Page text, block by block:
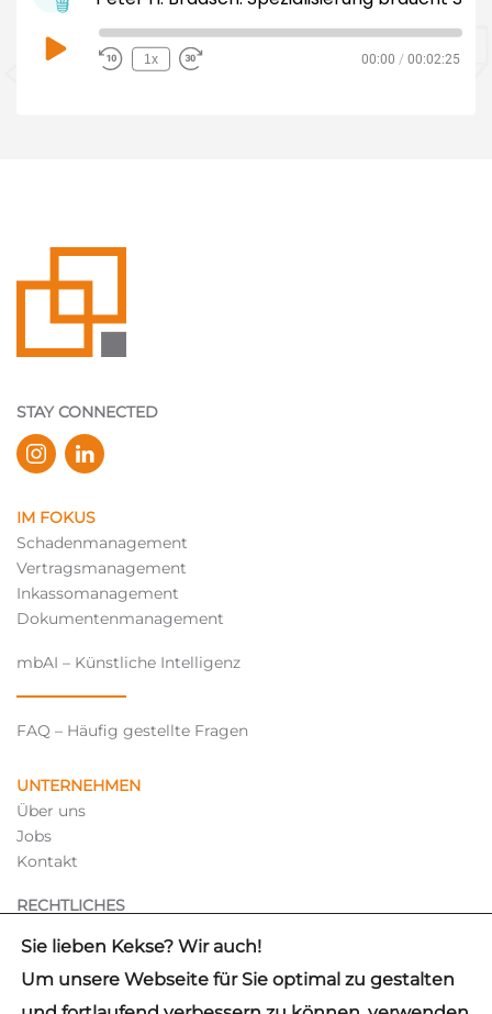
Play
Episode
1x 00:00 / 00:02:25
STAY CONNECTED
IM FOKUS
Schadenmanagement
Vertragsmanagement
Inkassomanagement
Dokumentenmanagement
mbAI – Künstliche Intelligenz
FAQ – Häufig gestellte Fragen
UNTERNEHMEN
Über uns
Jobs
Kontakt
RECHTLICHES
Impressum
Datenschutz
Sie lieben Kekse? Wir auch!
Um unsere Webseite für Sie optimal zu gestalten